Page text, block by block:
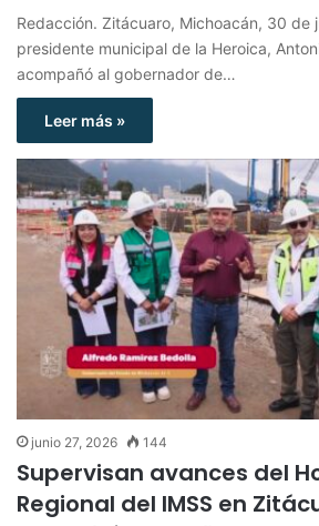
Redacción. Zitácuaro, Michoacán, 30 de
presidente municipal de la Heroica,
acompañó al gobernador de…
Leer más »
junio 27, 2026 144
Supervisan avances del
Regional del IMSS en